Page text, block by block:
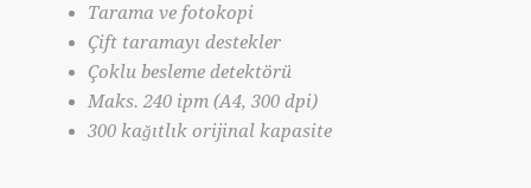
Tarama ve fotokopi
Çift taramayı destekler
Çoklu besleme detektörü
Maks. 240 ipm (A4, 300 dpi)
300 kağıtlık orijinal kapasite